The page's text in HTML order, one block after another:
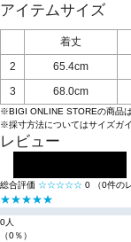
アイテムサイズ
着丈
2
65.4cm
3
68.0cm
※BIGI ONLINE STOREの商品
※採寸方法についてはサイズガ
レビュー
総合評価 ☆☆☆☆☆ 0 （0件の
★★★★★
0人
（0％）